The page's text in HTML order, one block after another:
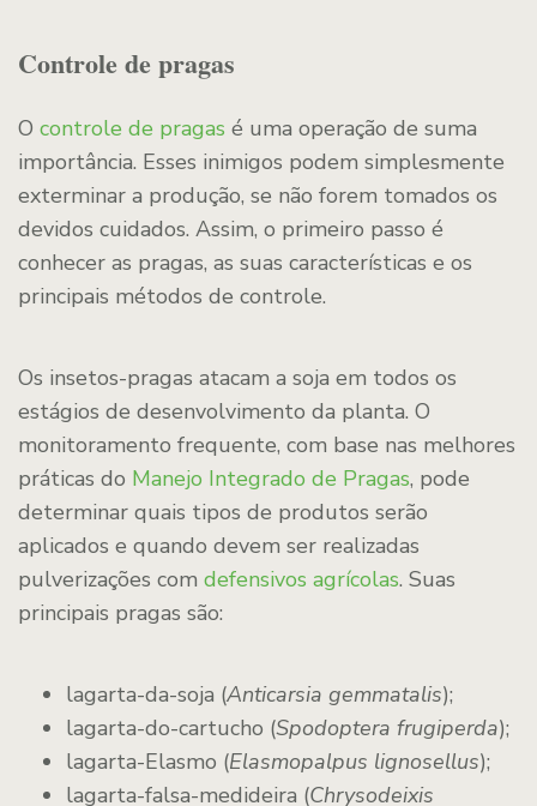
Controle de pragas
O controle de pragas é uma operação de suma
importância. Esses inimigos podem simplesmente
exterminar a produção, se não forem tomados os
devidos cuidados. Assim, o primeiro passo é
conhecer as pragas, as suas características e os
principais métodos de controle.
Os insetos-pragas atacam a soja em todos os
estágios de desenvolvimento da planta. O
monitoramento frequente, com base nas melhores
práticas do Manejo Integrado de Pragas, pode
determinar quais tipos de produtos serão
aplicados e quando devem ser realizadas
pulverizações com defensivos agrícolas. Suas
principais pragas são:
lagarta-da-soja (Anticarsia gemmatalis);
lagarta-do-cartucho (Spodoptera frugiperda);
lagarta-Elasmo (Elasmopalpus lignosellus);
lagarta-falsa-medideira (Chrysodeixis